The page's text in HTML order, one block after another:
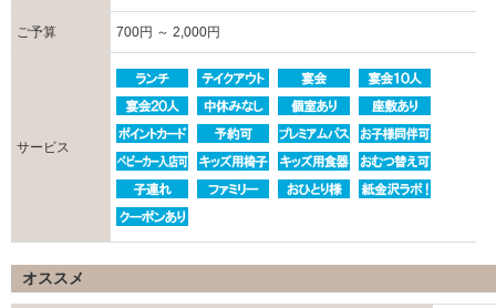
ご予算 700円 ～ 2,000円
サービス
オススメ